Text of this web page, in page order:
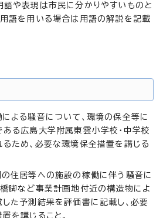
語や表現は市民に分かりやすいものと
語を用いる場合は用語の解説を記載
よる騒音について、環境の保全等に
る広島大学附属東雲小学校・中学校
ため、必要な環境保全措置を講じる
住居等への施設の稼働に伴う騒音に
脚など事業計画地付近の構造物によ
た予測結果を評価書に記載し、必要
を講じること。